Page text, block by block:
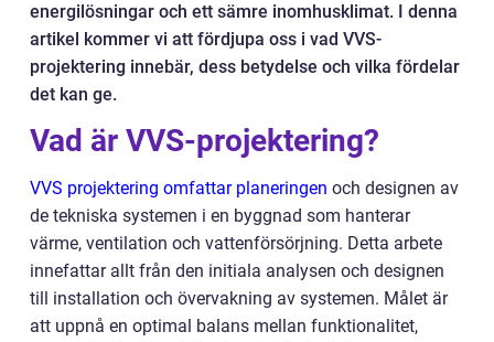
energilösningar och ett sämre inomhusklimat. I denna
artikel kommer vi att fördjupa oss i vad VVS-
projektering innebär, dess betydelse och vilka fördelar
det kan ge.
Vad är VVS-projektering?
VVS projektering omfattar planeringen och designen av
de tekniska systemen i en byggnad som hanterar
värme, ventilation och vattenförsörjning. Detta arbete
innefattar allt från den initiala analysen och designen
till installation och övervakning av systemen. Målet är
att uppnå en optimal balans mellan funktionalitet,